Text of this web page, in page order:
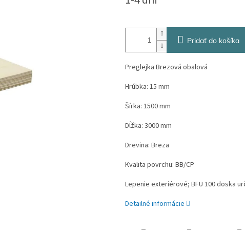
Pridať do košíka
Preglejka Brezová obalová
Hrúbka: 15 mm
Šírka: 1500 mm
Dĺžka: 3000 mm
Drevina: Breza
Kvalita povrchu: BB/CP
Lepenie exteriérové; BFU 100 doska
Detailné informácie